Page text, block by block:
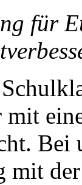
für
mit